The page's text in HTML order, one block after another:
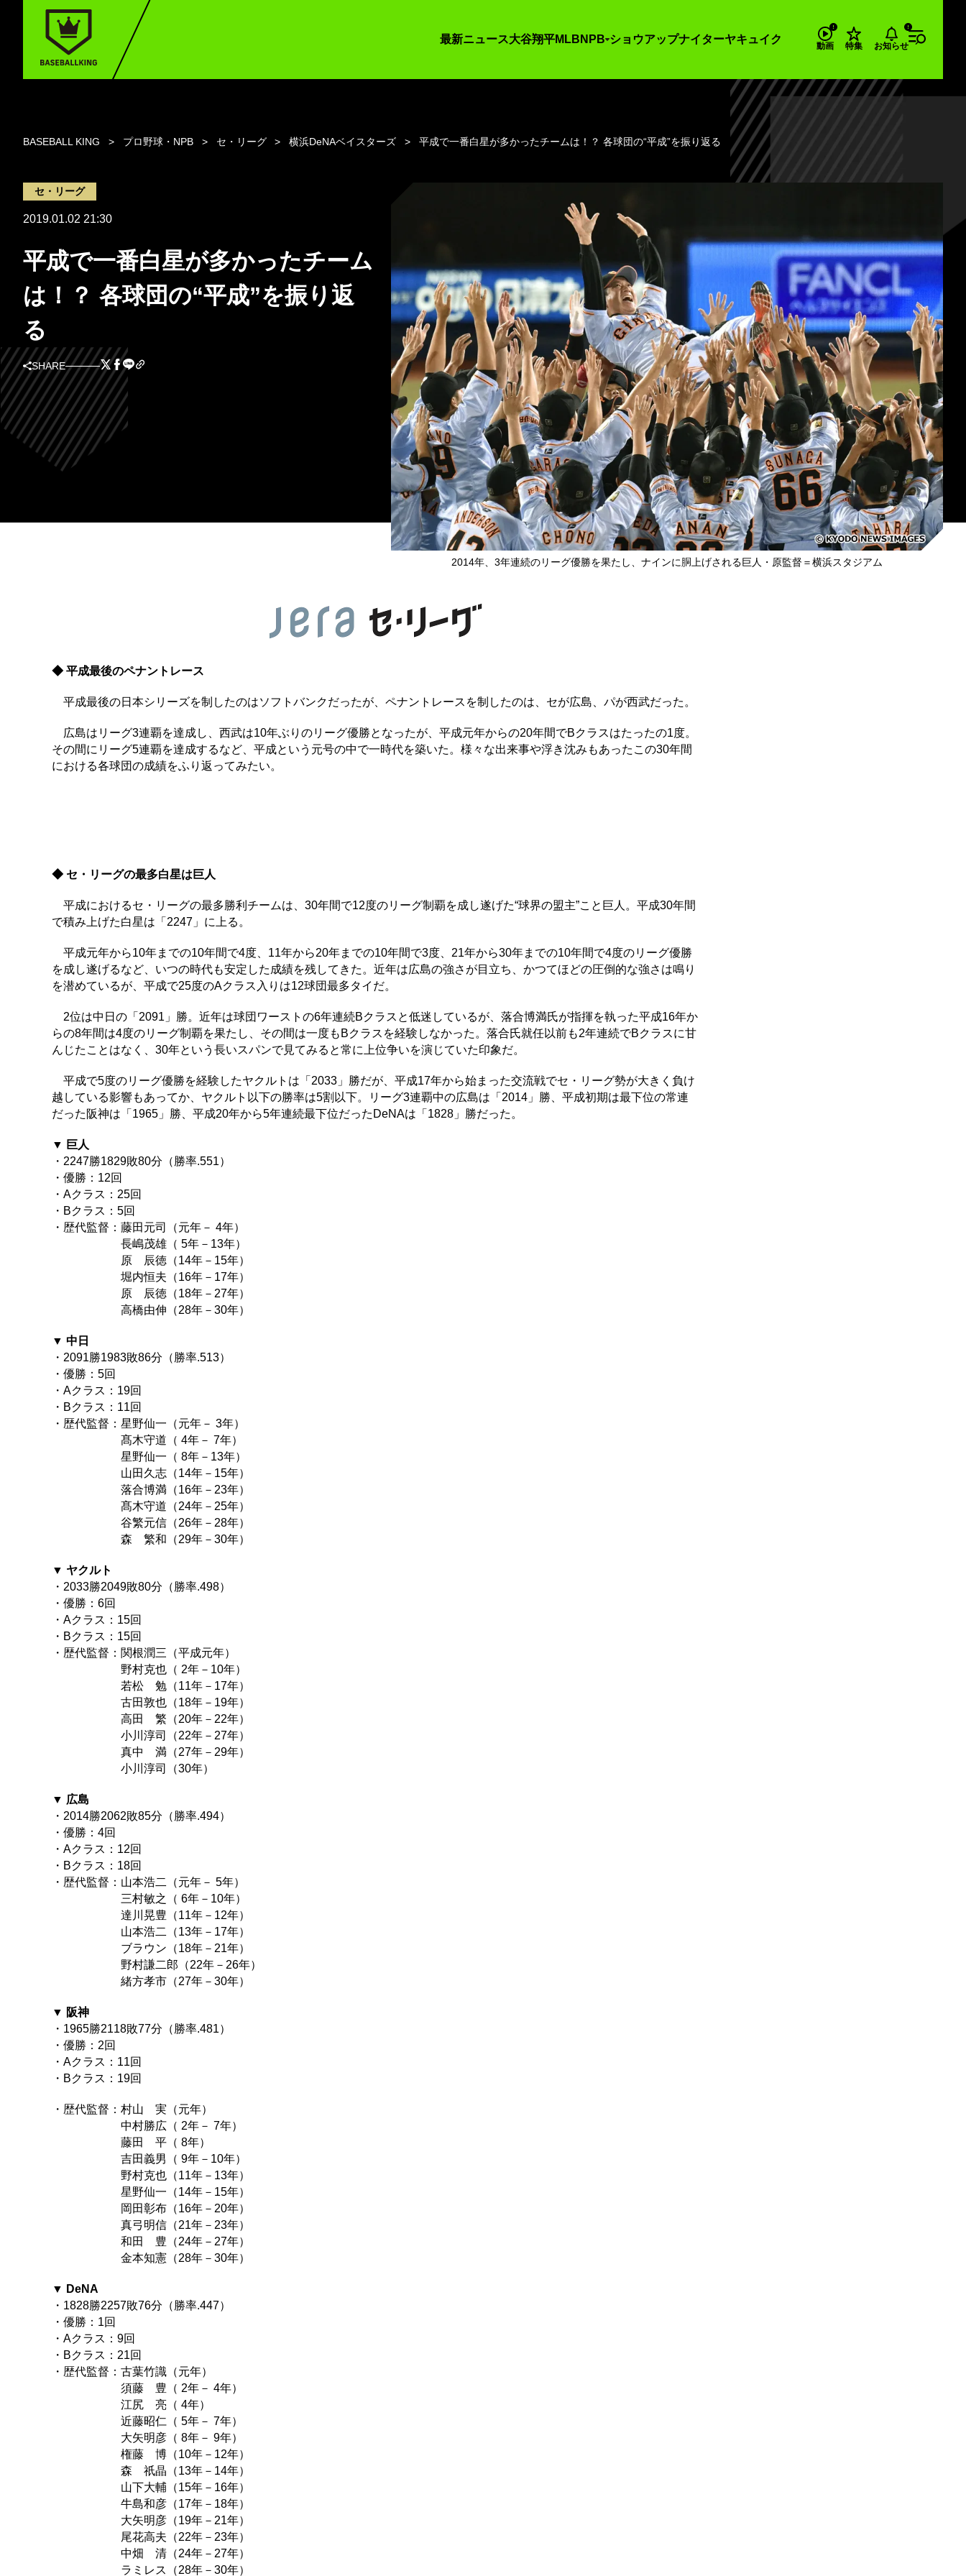
最新ニュース大谷翔平MLB NPB ショウアップナイターヤキュイク
動画 特集 お知らせ
BASEBALL KING プロ野球・NPB セ・リーグ 横浜DeNAベイスターズ 平成で一番白星が多かったチームは！？ 各球団の“平成”を振り返る
セ・リーグ
2019.01.02 21:30
平成で一番白星が多かったチーム
は！？ 各球団の“平成”を振り返
る
SHARE
2014年、3年連続のリーグ優勝を果たし、ナインに胴上げされる巨人・原監督＝横浜スタジアム
◆ 平成最後のペナントレース
平成最後の日本シリーズを制したのはソフトバンクだったが、ペナントレースを制したのは、セが広島、パが西武だった。
広島はリーグ3連覇を達成し、西武は10年ぶりのリーグ優勝となったが、平成元年からの20年間でBクラスはたったの1度。
その間にリーグ5連覇を達成するなど、平成という元号の中で一時代を築いた。様々な出来事や浮き沈みもあったこの30年間
における各球団の成績をふり返ってみたい。
◆ セ・リーグの最多白星は巨人
平成におけるセ・リーグの最多勝利チームは、30年間で12度のリーグ制覇を成し遂げた“球界の盟主”こと巨人。平成30年間
で積み上げた白星は「2247」に上る。
平成元年から10年までの10年間で4度、11年から20年までの10年間で3度、21年から30年までの10年間で4度のリーグ優勝
を成し遂げるなど、いつの時代も安定した成績を残してきた。近年は広島の強さが目立ち、かつてほどの圧倒的な強さは鳴り
を潜めているが、平成で25度のAクラス入りは12球団最多タイだ。
2位は中日の「2091」勝。近年は球団ワーストの6年連続Bクラスと低迷しているが、落合博満氏が指揮を執った平成16年か
らの8年間は4度のリーグ制覇を果たし、その間は一度もBクラスを経験しなかった。落合氏就任以前も2年連続でBクラスに甘
んじたことはなく、30年という長いスパンで見てみると常に上位争いを演じていた印象だ。
平成で5度のリーグ優勝を経験したヤクルトは「2033」勝だが、平成17年から始まった交流戦でセ・リーグ勢が大きく負け
越している影響もあってか、ヤクルト以下の勝率は5割以下。リーグ3連覇中の広島は「2014」勝、平成初期は最下位の常連
だった阪神は「1965」勝、平成20年から5年連続最下位だったDeNAは「1828」勝だった。
▼ 巨人
・2247勝1829敗80分（勝率.551）
・優勝：12回
・Aクラス：25回
・Bクラス：5回
・歴代監督：藤田元司（元年－ 4年）
長嶋茂雄（ 5年－13年）
原 辰徳（14年－15年）
堀内恒夫（16年－17年）
原 辰徳（18年－27年）
高橋由伸（28年－30年）
▼ 中日
・2091勝1983敗86分（勝率.513）
・優勝：5回
・Aクラス：19回
・Bクラス：11回
・歴代監督：星野仙一（元年－ 3年）
髙木守道（ 4年－ 7年）
星野仙一（ 8年－13年）
山田久志（14年－15年）
落合博満（16年－23年）
髙木守道（24年－25年）
谷繁元信（26年－28年）
森 繁和（29年－30年）
▼ ヤクルト
・2033勝2049敗80分（勝率.498）
・優勝：6回
・Aクラス：15回
・Bクラス：15回
・歴代監督：関根潤三（平成元年）
野村克也（ 2年－10年）
若松 勉（11年－17年）
古田敦也（18年－19年）
高田 繁（20年－22年）
小川淳司（22年－27年）
真中 満（27年－29年）
小川淳司（30年）
▼ 広島
・2014勝2062敗85分（勝率.494）
・優勝：4回
・Aクラス：12回
・Bクラス：18回
・歴代監督：山本浩二（元年－ 5年）
三村敏之（ 6年－10年）
達川晃豊（11年－12年）
山本浩二（13年－17年）
ブラウン（18年－21年）
野村謙二郎（22年－26年）
緒方孝市（27年－30年）
▼ 阪神
・1965勝2118敗77分（勝率.481）
・優勝：2回
・Aクラス：11回
・Bクラス：19回
・歴代監督：村山 実（元年）
中村勝広（ 2年－ 7年）
藤田 平（ 8年）
吉田義男（ 9年－10年）
野村克也（11年－13年）
星野仙一（14年－15年）
岡田彰布（16年－20年）
真弓明信（21年－23年）
和田 豊（24年－27年）
金本知憲（28年－30年）
▼ DeNA
・1828勝2257敗76分（勝率.447）
・優勝：1回
・Aクラス：9回
・Bクラス：21回
・歴代監督：古葉竹識（元年）
須藤 豊（ 2年－ 4年）
江尻 亮（ 4年）
近藤昭仁（ 5年－ 7年）
大矢明彦（ 8年－ 9年）
権藤 博（10年－12年）
森 祇晶（13年－14年）
山下大輔（15年－16年）
牛島和彦（17年－18年）
大矢明彦（19年－21年）
尾花高夫（22年－23年）
中畑 清（24年－27年）
ラミレス（28年－30年）